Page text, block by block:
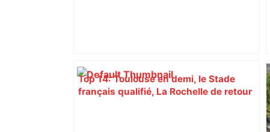
Top 14: Toulouse en demi, le Stade
français qualifié, La Rochelle de retour